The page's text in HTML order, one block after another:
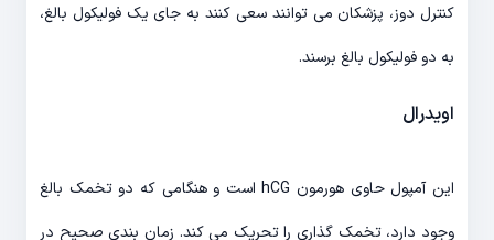
کنترل دوز، پزشکان می توانند سعی کنند به جای یک فولیکول بالغ،
به دو فولیکول بالغ برسند.
اویدرال
این آمپول حاوی هورمون hCG است و هنگامی که دو تخمک بالغ
وجود دارد، تخمک گذاری را تحریک می کند. زمان بندی صحیح در